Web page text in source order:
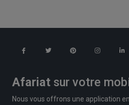
Afariat sur votre
Nous vous offrons une application